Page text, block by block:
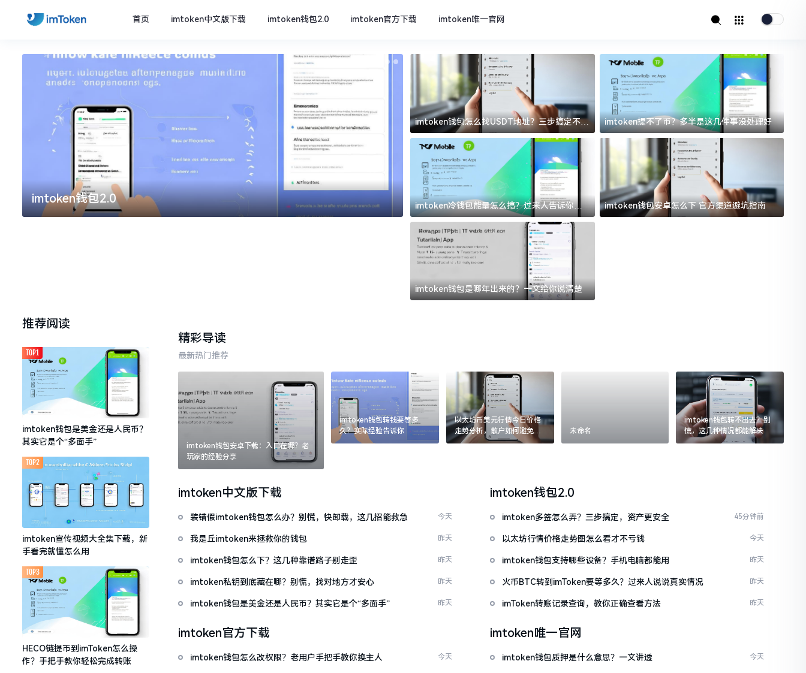
首页 imtoken中文版下载 imtoken钱包2.0 imtoken官方下载 imtoken唯一官网
imtoken钱包2.0 imtoken官方下载
imtoken钱包怎么找USDT地址？三步搞定不踩
坑
imtoken提不了币？多半是这几件事没处理好
imtoken冷钱包能量怎么搞？过来人告诉你门
道
imtoken钱包安卓怎么下 官方渠道避坑指南
imtoken钱包是哪年出来的？一文给你说清楚
推荐阅读
imtoken钱包是美金还是人民币？
其实它是个“多面手”
TOP1
imtoken宣传视频大全集下载，新
手看完就懂怎么用
TOP2
HECO链提币到imToken怎么操
作？手把手教你轻松完成转账
TOP3
精彩导读
最新热门推荐
imtoken钱包安卓下载：入口在哪？老
玩家的经验分享
imtoken钱包转钱要等多
久？实际经验告诉你
以太坊币美元行情今日价格
走势分析，散户如何避免追
涨杀跌被套牢
未命名
imtoken钱包转不出去？别
慌，这几种情况都能解决
imtoken中文版下载
装错假imtoken钱包怎么办？别慌，快卸载，这几招能救急 今天
我是丘imtoken来拯救你的钱包 昨天
imtoken钱包怎么下？这几种靠谱路子别走歪 昨天
imtoken私钥到底藏在哪？别慌，找对地方才安心 昨天
imtoken钱包是美金还是人民币？其实它是个“多面手” 昨天
imtoken钱包2.0
imtoken多签怎么弄？三步搞定，资产更安全 45分钟前
以太坊行情价格走势图怎么看才不亏钱 今天
imtoken钱包支持哪些设备？手机电脑都能用 昨天
火币BTC转到imToken要等多久？过来人说说真实情况 昨天
imToken转账记录查询，教你正确查看方法 昨天
imtoken官方下载
imtoken钱包怎么改权限？老用户手把手教你换主人 今天
imtoken唯一官网
imtoken钱包质押是什么意思？一文讲透 今天